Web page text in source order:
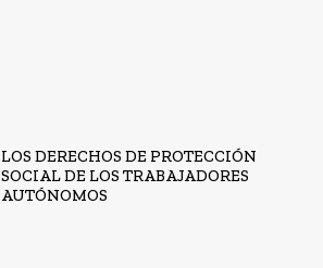
LOS DERECHOS DE PROTECCIÓN
SOCIAL DE LOS TRABAJADORES
AUTÓNOMOS